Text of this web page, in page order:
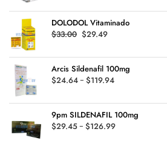
$135.99
was:
$80.16.
is:
$78.45.
DOLODOL Vitaminado
$33.00 Original
was:
$33.00.
$29.49
is:
$29.49.
Arcis Sildenafil 100mg
$24.64- $119.94Rango
precios:
desde
$24.64
9pm SILDENAFIL 100mg
$29.45- $126.99Rango